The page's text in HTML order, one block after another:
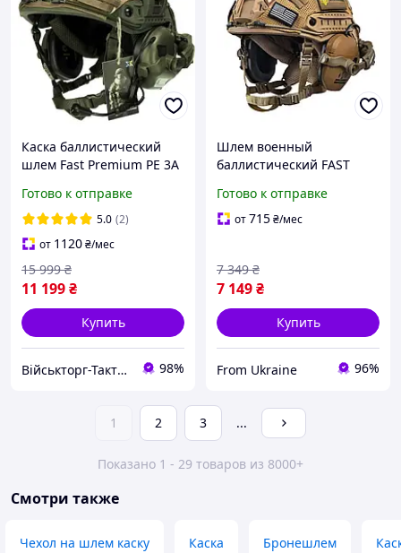
Каска баллистический
шлем Fast Premium PE 3A
наушники Earmor M32 SE
чебурашки фонарь олива
Готово к отправке
5.0 (2)
от 1120₴/мес
11 199₴
15 999 ₴
Купить
Військторг-Тактичне спорядження 98%
Шлем военный
баллистический FAST
каска + тактические
наушники Walkers койот
Готово к отправке
от715₴/мес
7 149₴
7 349 ₴
Купить
From Ukraine 96%
1 2 3 ...
Показано 1 - 29 товаров из 8000+
Смотри также
Чехол на шлем каску Каска Бронешлем